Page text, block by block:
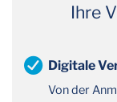
Ihre
Digitale
Von der